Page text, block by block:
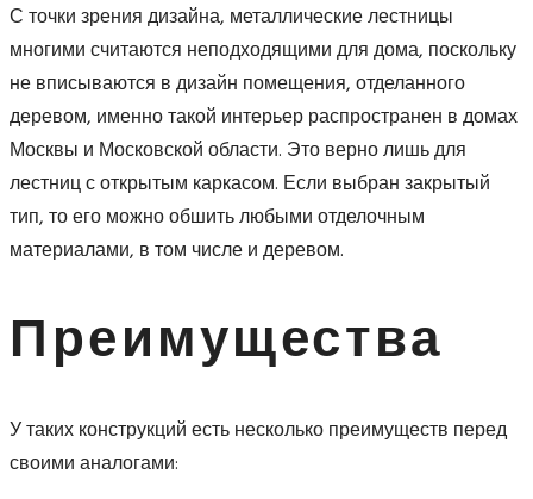
С точки зрения дизайна, металлические лестницы
многими считаются неподходящими для дома, поскольку
не вписываются в дизайн помещения, отделанного
деревом, именно такой интерьер распространен в домах
Москвы и Московской области. Это верно лишь для
лестниц с открытым каркасом. Если выбран закрытый
тип, то его можно обшить любыми отделочным
материалами, в том числе и деревом.
Преимущества
У таких конструкций есть несколько преимуществ перед
своими аналогами: